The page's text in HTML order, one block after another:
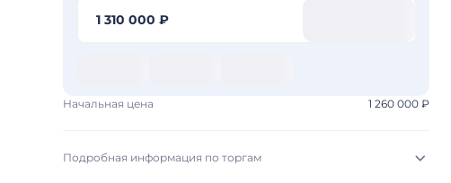
1 310 000 ₽
Начальная цена 1 260 000 ₽
Подробная информация по торгам